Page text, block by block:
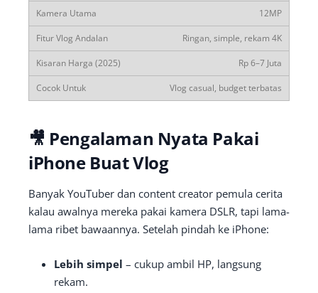
12MP
Ringan, simple, rekam 4K
Rp 6–7 Juta
Vlog casual, budget terbatas
🎥 Pengalaman Nyata Pakai
iPhone Buat Vlog
Banyak YouTuber dan content creator pemula cerita
kalau awalnya mereka pakai kamera DSLR, tapi lama-
lama ribet bawaannya. Setelah pindah ke iPhone:
Lebih simpel – cukup ambil HP, langsung
rekam.